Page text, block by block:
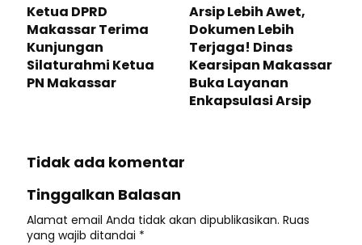
Ketua DPRD
Makassar Terima
Kunjungan
Silaturahmi Ketua
PN Makassar
Arsip Lebih Awet,
Dokumen Lebih
Terjaga! Dinas
Kearsipan Makassar
Buka Layanan
Enkapsulasi Arsip
Tidak ada komentar
Tinggalkan Balasan
Alamat email Anda tidak akan dipublikasikan. Ruas
yang wajib ditandai *